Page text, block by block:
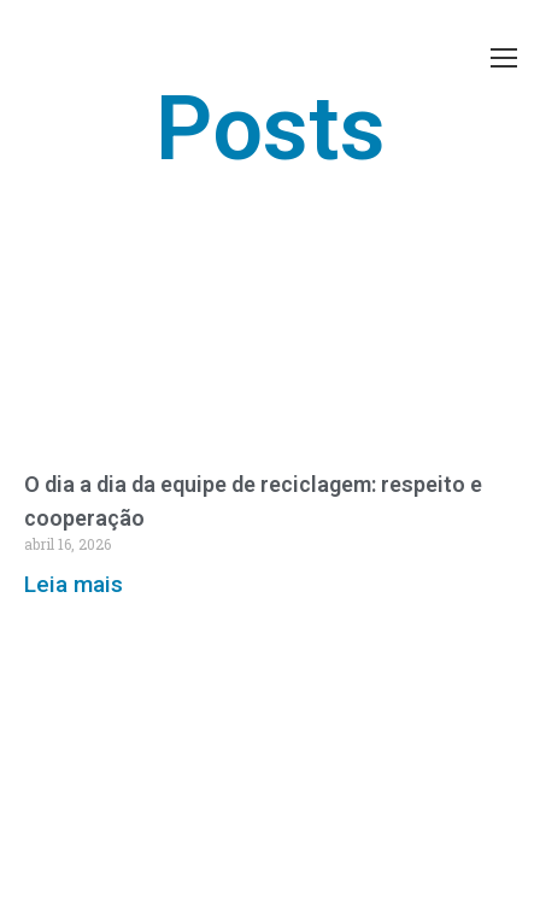
Posts
O dia a dia da equipe de reciclagem: respeito e
cooperação
abril 16, 2026
Leia mais